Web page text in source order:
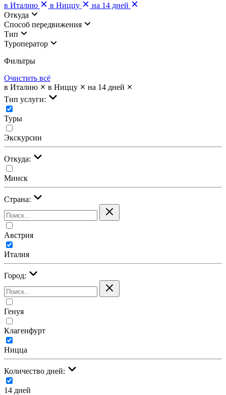
в Италию
в Ниццу
на 14 дней
Откуда
Cпособ передвижения
Тип
Туроператор
Фильтры
Очистить всё
в Италию
в Ниццу
на 14 дней
Тип услуги:
Туры
Экскурсии
Откуда:
Минск
Страна:
Австрия
Италия
Город:
Генуя
Клагенфурт
Ницца
Количество дней:
14 дней